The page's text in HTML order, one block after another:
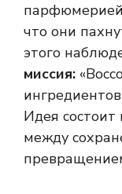
что они
этого
миссия:
Идея
между